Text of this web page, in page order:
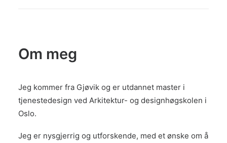
Om meg
Jeg kommer fra Gjøvik og er utdannet master i
tjenestedesign ved Arkitektur- og designhøgskolen i
Oslo.
Jeg er nysgjerrig og utforskende, med et ønske om å